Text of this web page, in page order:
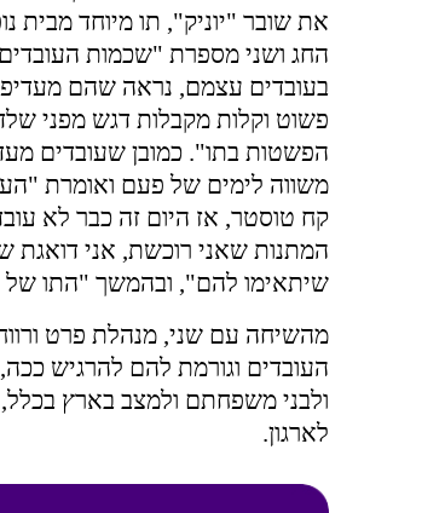
את שובר "יוניק", תו מיוחד מבית
החג ושני מספרת "שכמות
בעובדים עצמם, נראה שהם
פשוט וקלות מקבלות דגש מפני
הפשטות בתו". כמובן שעובדים
משווה לימים של פעם ואומרת
קח טוסטר, אז היום זה כבר לא
המתנות שאני רוכשת, אני דואגת
שיתאימו להם", ובהמשך "התו של
מהשיחה עם שני, מנהלת פרט
העובדים וגורמת להם להרגיש
ולבני משפחתם ולמצב בארץ
לארגון.